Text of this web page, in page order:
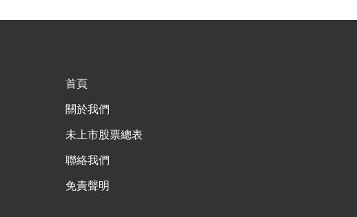
首頁
關於我們
未上市股票總表
聯絡我們
免責聲明